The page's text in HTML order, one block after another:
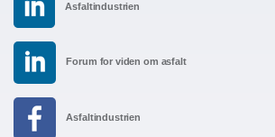
Asfaltindustrien
Forum for viden om asfalt
Asfaltindustrien